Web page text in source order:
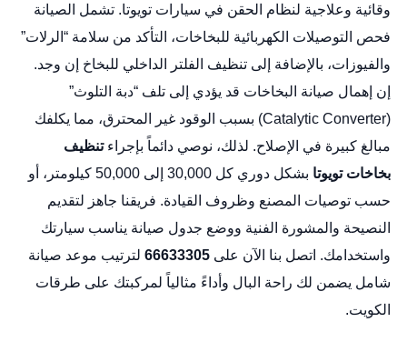
وقائية وعلاجية لنظام الحقن في سيارات تويوتا. تشمل الصيانة
فحص التوصيلات الكهربائية للبخاخات، التأكد من سلامة “الرلات”
والفيوزات، بالإضافة إلى تنظيف الفلتر الداخلي للبخاخ إن وجد.
إن إهمال صيانة البخاخات قد يؤدي إلى تلف “دبة التلوث”
(Catalytic Converter) بسبب الوقود غير المحترق، مما يكلفك
مبالغ كبيرة في الإصلاح. لذلك، نوصي دائماً بإجراءتنظيف
بخاخات تويوتا
بشكل دوري كل 30,000 إلى 50,000 كيلومتر، أو
حسب توصيات المصنع وظروف القيادة. فريقنا جاهز لتقديم
النصيحة والمشورة الفنية ووضع جدول صيانة يناسب سيارتك
واستخدامك. اتصل بنا الآن على 66633305لترتيب موعد صيانة
شامل يضمن لك راحة البال وأداءً مثالياً لمركبتك على طرقات
الكويت.